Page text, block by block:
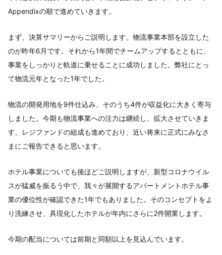
Appendixの順で進めていきます。
まず、決算サマリーからご説明します。物流事業本部を設立した
のが昨年6月です。それから1年間でチームアップするとともに、
事業をしっかりと軌道に乗せることに成功しました。弊社にとっ
て物流元年となった1年でした。
物流の開発用地を9件仕込み、そのうち4件が収益化に大きく寄与
しました。今期も物流事業への注力は継続し、拡大させていきま
す。レジファンドの組成も進めており、近い将来に正式にみなさ
まにご報告できると思います。
ホテル事業についても後ほどご説明しますが、新型コロナウイル
スが猛威を振るう中で、我々が展開するアパートメントホテル事
業の優位性が確認できた1年でもありました。そのコンセプトをよ
り洗練させ、具現化したホテルが年内にさらに2件開業します。
今期の配当については前期と同額以上を見込んでいます。